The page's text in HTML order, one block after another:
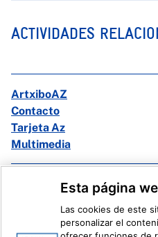
ACTIVIDADES
ArtxiboAZ
Contacto
Tarjeta Az
Multimedia
FacebookEsta página
Las cookies de este
personalizar el